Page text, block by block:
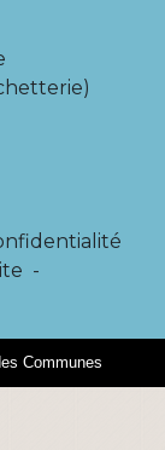
-
Communes